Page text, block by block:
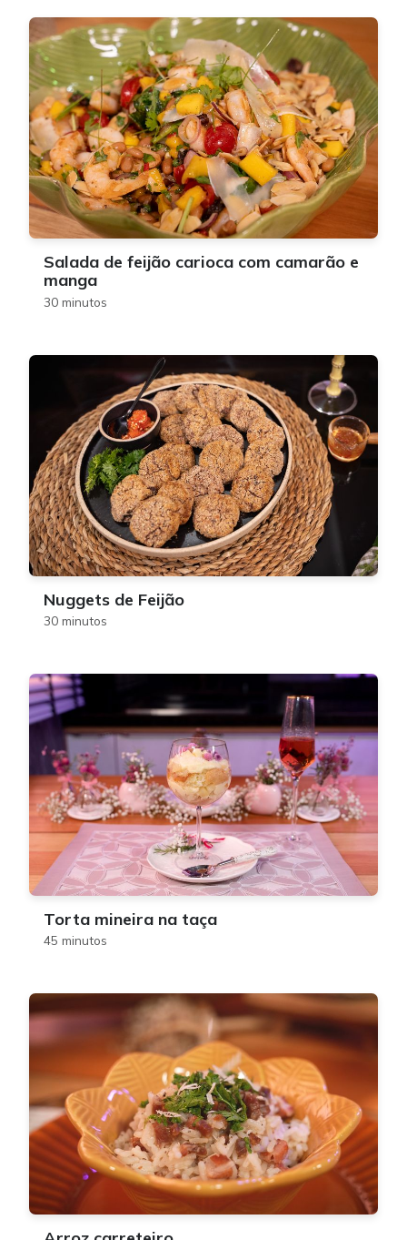
Salada de feijão carioca com camarão e
manga
30 minutos
Nuggets de Feijão
30 minutos
Torta mineira na taça
45 minutos